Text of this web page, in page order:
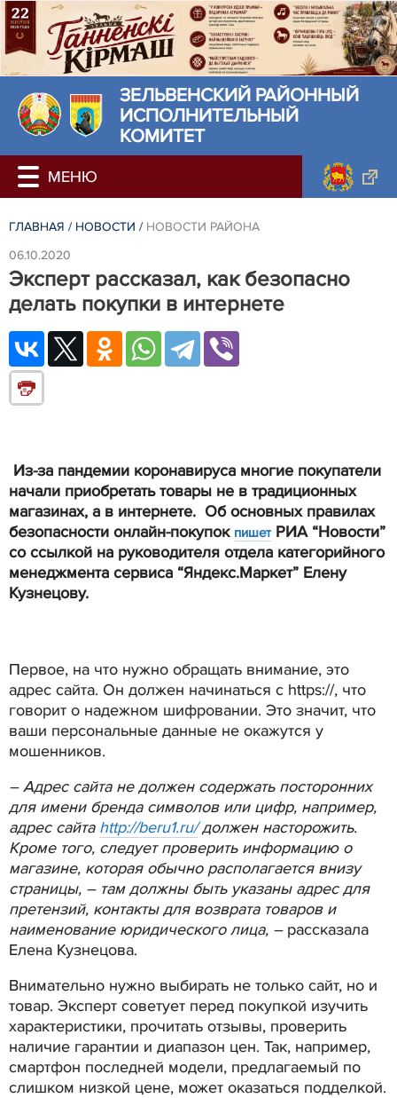
ЗЕЛЬВЕНСКИЙ РАЙОННЫЙ
ИСПОЛНИТЕЛЬНЫЙ
КОМИТЕТ
ГЛАВНАЯ / НОВОСТИ / НОВОСТИ РАЙОНА
06.10.2020
Эксперт рассказал, как безопасно
делать покупки в интернете
Из-за пандемии коронавируса многие покупатели
начали приобретать товары не в традиционных
магазинах, а в интернете. Об основных правилах
безопасности онлайн-покупок пишет РИА “Новости”
со ссылкой на руководителя отдела категорийного
менеджмента сервиса “Яндекс.Маркет” Елену
Кузнецову.
Первое, на что нужно обращать внимание, это
адрес сайта. Он должен начинаться с https://, что
говорит о надежном шифровании. Это значит, что
ваши персональные данные не окажутся у
мошенников.
– Адрес сайта не должен содержать посторонних
для имени бренда символов или цифр, например,
адрес сайта http://beru1.ru/должен насторожить.
Кроме того, следует проверить информацию о
магазине, которая обычно располагается внизу
страницы, – там должны быть указаны адрес для
претензий, контакты для возврата товаров и
наименование юридического лица, – рассказала
Елена Кузнецова.
Внимательно нужно выбирать не только сайт, но и
товар. Эксперт советует перед покупкой изучить
характеристики, прочитать отзывы, проверить
наличие гарантии и диапазон цен. Так, например,
смартфон последней модели, предлагаемый по
слишком низкой цене, может оказаться подделкой.